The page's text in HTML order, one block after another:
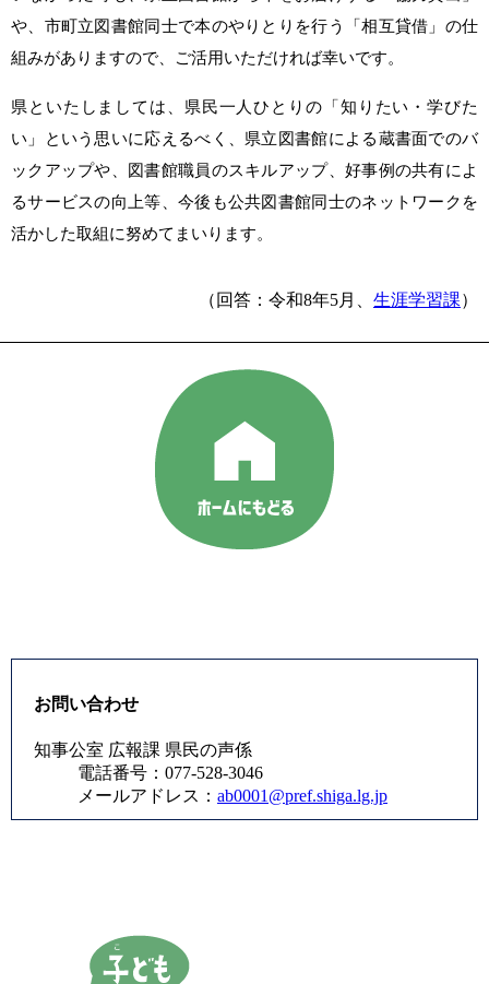
や、市町立図書館同士で本のやりとりを行う「相互貸借」の仕
組みがありますので、ご活用いただければ幸いです。
県といたしましては、県民一人ひとりの「知りたい・学びた
い」という思いに応えるべく、県立図書館による蔵書面でのバ
ックアップや、図書館職員のスキルアップ、好事例の共有によ
るサービスの向上等、今後も公共図書館同士のネットワークを
活かした取組に努めてまいります。
（回答：令和8年5月、 生涯学習課）
お問い合わせ
知事公室 広報課 県民の声係
電話番号：077-528-3046
メールアドレス： ab0001@pref.shiga.lg.jp